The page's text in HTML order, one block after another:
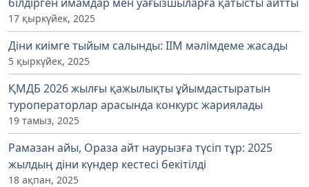
17 қыркүйек, 2025
Діни киімге тыйым салынды: ІІМ мәлімдеме жасады
5 қыркүйек, 2025
ҚМДБ 2026 жылғы қажылықты ұйымдастыратын
туроператорлар арасында конкурс жариялады
19 тамыз, 2025
Рамазан айы, Ораза айт наурызға түсіп тұр: 2025
жылдың діни күндер кестесі бекітілді
18 ақпан, 2025